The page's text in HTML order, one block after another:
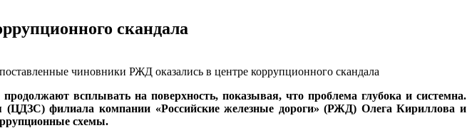
скандала
всплывать на поверхность, показывая, что проблема глубока и системна.
(ЦДЗС) филиала компании «Российские железные дороги» (РЖД) Олега Кириллова и
схемы.